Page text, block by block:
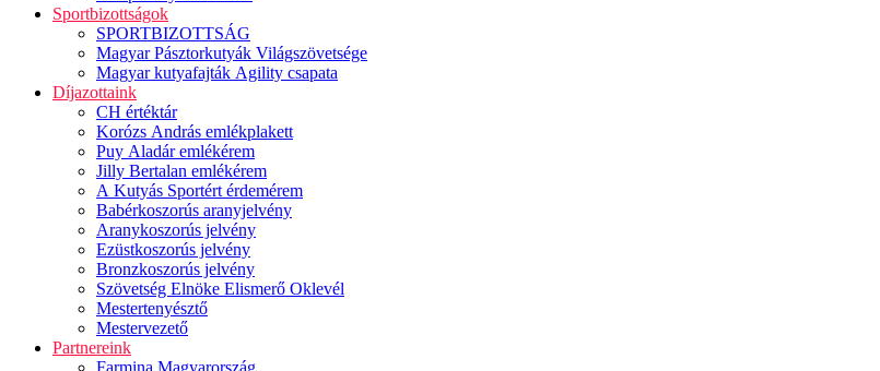
Sportbizottságok
SPORTBIZOTTSÁG
Magyar Pásztorkutyák Világszövetsége
Magyar kutyafajták Agility csapata
Díjazottaink
CH értéktár
Korózs András emlékplakett
Puy Aladár emlékérem
Jilly Bertalan emlékérem
A Kutyás Sportért érdemérem
Babérkoszorús aranyjelvény
Aranykoszorús jelvény
Ezüstkoszorús jelvény
Bronzkoszorús jelvény
Szövetség Elnöke Elismerő Oklevél
Mestertenyésztő
Mestervezető
Partnereink
Farmina Magyarország